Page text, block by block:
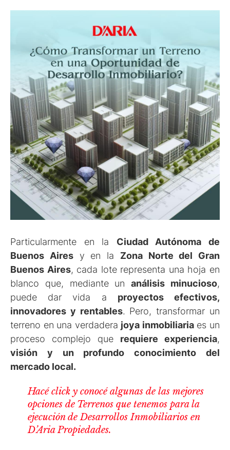
Particularmente en la Ciudad Autónoma de
Buenos Airesy en la Zona Norte del Gran
Buenos Aires, cada lote representa una hoja en
blanco que, mediante unanálisis minucioso,
puede dar vida a proyectos efectivos,
innovadores y rentables. Pero, transformar un
terreno en una verdadera joya inmobiliariaes un
proceso complejo que requiere experiencia,
visión y un profundo conocimiento del
mercado local.
Hacé click y conocé algunas de las mejores
opciones de Terrenos que tenemos para la
ejecución de Desarrollos Inmobiliarios en
D’Aria Propiedades.